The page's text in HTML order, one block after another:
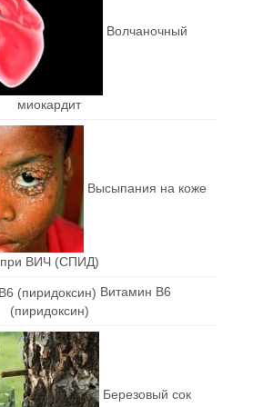
Волчаночный
миокардит
Высыпания на коже
при ВИЧ (СПИД)
Витамин В6
(пиридоксин)
Березовый сок